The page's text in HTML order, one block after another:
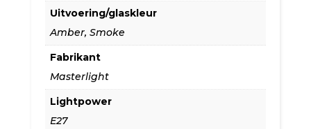
Uitvoering/glaskleur
Amber, Smoke
Fabrikant
Masterlight
Lightpower
E27